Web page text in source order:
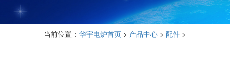
当前位置： 华宇电炉首页 > 产品中心 > 配件 >